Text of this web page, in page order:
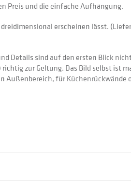
Preis und die einfache Aufhängung.
erscheinen lässt.
Details sind auf den ersten Blick
zur Geltung. Das Bild selbst ist
Außenbereich, für Küchenrückwände